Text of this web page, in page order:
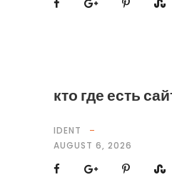
кто где есть
IDENT
AUGUST 6, 2026